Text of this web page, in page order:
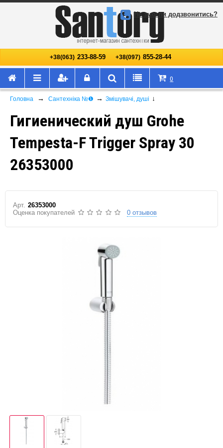
+38(063) 233-88-59 +38(097) 855-28-44
Не змогли додзвонитись?
0
Головна → Сантехніка №❶ → Змішувачі, душі ↓
Гигиенический душ Grohe
Tempesta-F Trigger Spray 30
26353000
Арт. 26353000
Оценка покупателей
0 отзывов